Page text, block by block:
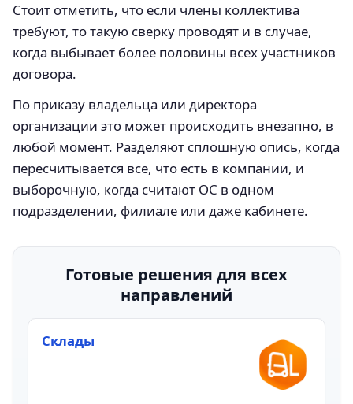
Стоит отметить, что если члены коллектива
требуют, то такую сверку проводят и в случае,
когда выбывает более половины всех участников
договора.
По приказу владельца или директора
организации это может происходить внезапно, в
любой момент. Разделяют сплошную опись, когда
пересчитывается все, что есть в компании, и
выборочную, когда считают ОС в одном
подразделении, филиале или даже кабинете.
Готовые решения для всех
направлений
Склады